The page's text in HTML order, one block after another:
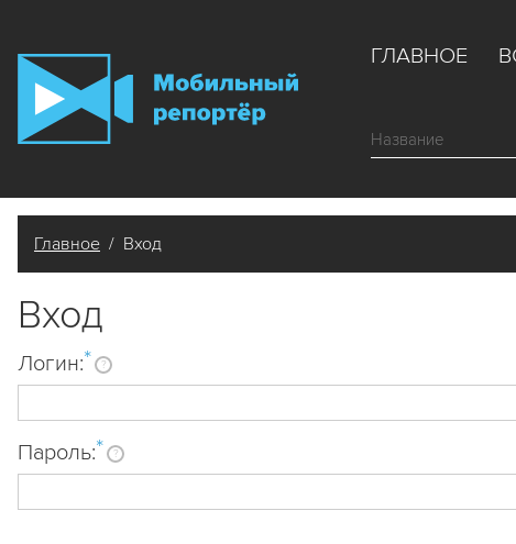
ГЛАВНОЕ
Главное / Вход
Вход
Логин:* ?
Пароль:* ?